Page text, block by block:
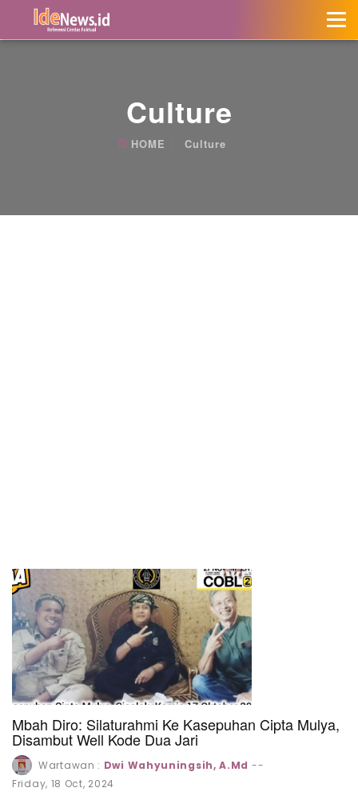
Culture
HOME Culture
Mbah Diro: Silaturahmi Ke Kasepuhan Cipta Mulya,
Disambut Well Kode Dua Jari
Wartawan : Dwi Wahyuningsih, A.Md --
Friday, 18 Oct, 2024